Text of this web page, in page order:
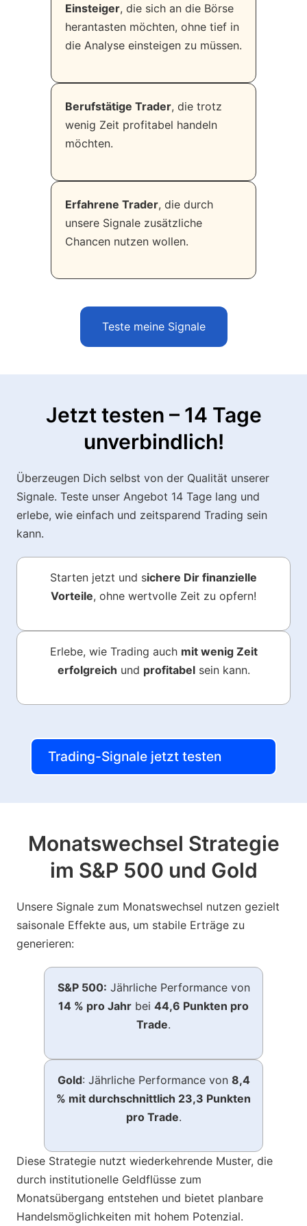
Einsteiger, die sich an die Börse
herantasten möchten, ohne tief in
die Analyse einsteigen zu müssen.
Berufstätige Trader, die trotz
wenig Zeit profitabel handeln
möchten.
Erfahrene Trader, die durch
unsere Signale zusätzliche
Chancen nutzen wollen.
Teste meine Signale
Jetzt testen – 14 Tage
unverbindlich!
Überzeugen Dich selbst von der Qualität unserer
Signale. Teste unser Angebot 14 Tage lang und
erlebe, wie einfach und zeitsparend Trading sein
kann.
Starten jetzt und sichere Dir finanzielle
Vorteile, ohne wertvolle Zeit zu opfern!
Erlebe, wie Trading auch mit wenig Zeit
erfolgreich und profitabelsein kann.
Trading-Signale jetzt testen
Monatswechsel Strategie
im S&P 500 und Gold
Unsere Signale zum Monatswechsel nutzen gezielt
saisonale Effekte aus, um stabile Erträge zu
generieren:
S&P 500: Jährliche Performance von
14 % pro Jahr bei 44,6 Punkten pro
Trade.
Gold: Jährliche Performance von 8,4
% mit durchschnittlich 23,3 Punkten
pro Trade.
Diese Strategie nutzt wiederkehrende Muster, die
durch institutionelle Geldflüsse zum
Monatsübergang entstehen und bietet planbare
Handelsmöglichkeiten mit hohem Potenzial.